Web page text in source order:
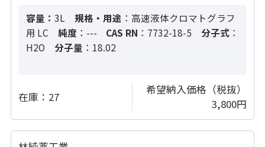
容量： 3L 規格・用途 ：高速液体クロマトグラフ
用 LC
純度 ：--- CAS RN ：7732-18-5 分子式：
H2O
分子量 ：18.02
在庫： 27
希望納入価格（税抜）
3,800円